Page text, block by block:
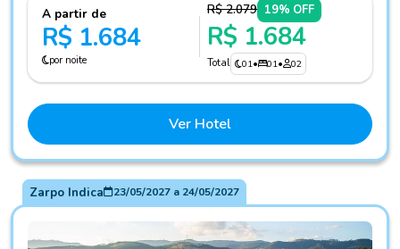
A partir de
R$ 1.684
por noite
R$ 2.079 19% OFF
R$ 1.684
Total 01• 01• 02
Ver Hotel
Zarpo Indica 23/05/2027a 24/05/2027